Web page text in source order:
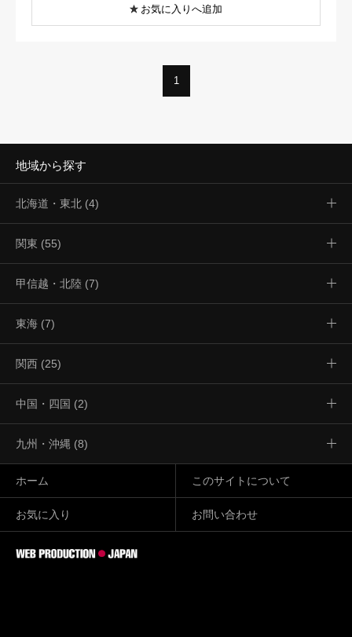
お気に入りへ追加
1
地域から探す
北海道・東北 (4)
関東 (55)
甲信越・北陸 (7)
東海 (7)
関西 (25)
中国・四国 (2)
九州・沖縄 (8)
ホーム このサイトについて
お気に入り お問い合わせ